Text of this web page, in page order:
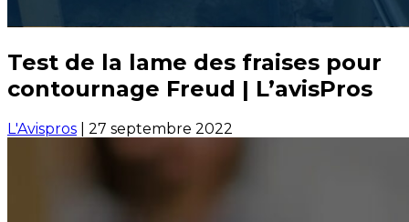
Test de la lame des fraises pour
contournage Freud | L’avisPros
L'Avispros 27 septembre 2022